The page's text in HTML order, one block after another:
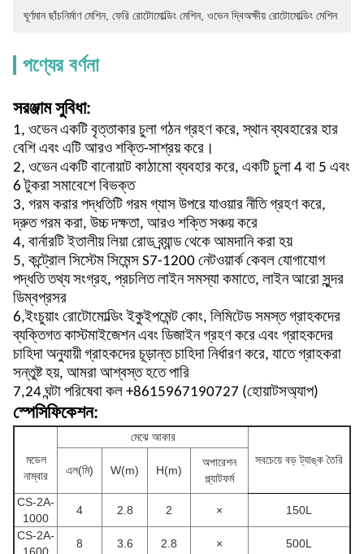
ঘূর্ণমান ছাঁচনির্মাণ মেশিন, ফেরি রোটোমোল্ডিং মেশিন, ওভেন দ্বিঅক্ষীয় রোটোমোল্ডিং মেশিন
পণ্যের বর্ণনা
সরঞ্জাম সুবিধা:
1, ওভেন একটি বৃত্তাকার চুলা গঠন গ্রহণ করে, স্থান ব্যবহারের হার
বেশি এবং এটি আরও শক্তি-সাশ্রয় করে।
2, ওভেন একটি বানোয়াট কাঠামো ব্যবহার করে, একটি চুলা 4 বা 5 এবং
6 টুকরা সমাবেশে বিভক্ত
3, গরম করার পদ্ধতিটি গরম গ্যাস উপরে যাওয়ার নীতি গ্রহণ করে,
দ্রুত গরম করা, উচ্চ দক্ষতা, আরও শক্তি সঞ্চয় করে
4, বার্নারটি ইতালীয় লিয়া রোড ব্র্যান্ড থেকে আমদানি করা হয়
5, কন্ট্রোল সিস্টেম সিমেন্স S7-1200 নেটওয়ার্ক কেবল যোগাযোগ
পদ্ধতি তথ্য সংগ্রহ, প্রচলিত লাইন সমস্যা কমাতে, লাইন আরো সুন্দর
ডিম্বপ্রসর
6,ইংচুয়াং রোটোমোল্ডিং ইকুইপমেন্ট কোং, লিমিটেড সমস্ত গ্রাহকদের
ব্যক্তিগত কাস্টমাইজেশন এবং ডিজাইন গ্রহণ করে এবং গ্রাহকদের
চাহিদা অনুযায়ী গ্রাহকদের চূড়ান্ত চাহিদা নির্ধারণ করে, যাতে গ্রাহকরা
সন্তুষ্ট হয়, আমরা আশ্বস্ত হতে পারি
7,24 ঘন্টা পরিষেবা কল +8615967190727 (হোয়াটসঅ্যাপ)
স্পেসিফিকেশন:
মডেল
নাম্বার
মেঝে আকার
সবচেয়ে বড় ট্যাঙ্ক তৈরি
এল(মি)
W(m) H(m)
অপারেশন
প্ল্যাটফর্ম
CS-2A-
1000
4 2.8 2 ×
150L
CS-2A-
8 3.6 2.8 × 500L